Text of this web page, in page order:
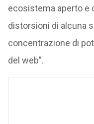
ecosistema aperto e
distorsioni di alcuna
concentrazione di
del web”.